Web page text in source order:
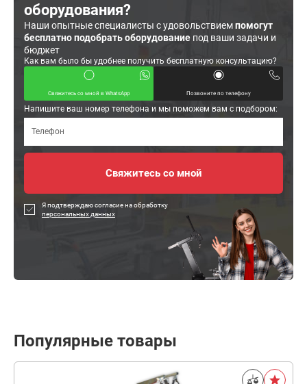
оборудования?
Наши опытные специалисты с удовольствиемпомогут
бесплатно подобрать оборудование под ваши задачи и
бюджет
Как вам было бы удобнее получить бесплатную консультацию?
Свяжитесь со мной в WhatsApp Позвоните по телефону
Напишите ваш номер телефона и мы поможем вам с подбором:
Я подтверждаю согласие на обработку
персональных данных
Популярные товары